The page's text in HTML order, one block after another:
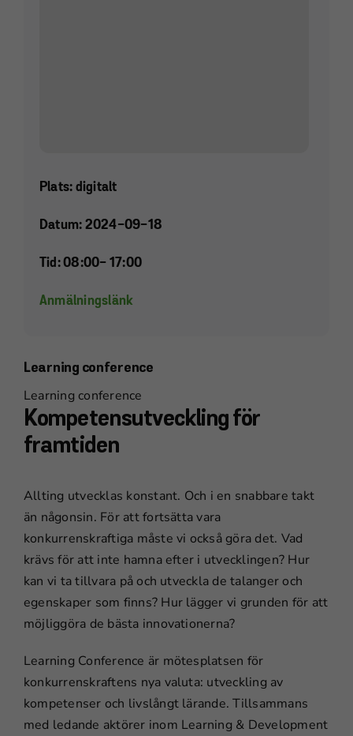
Learning conference
Learning conference
Kompetensutveckling för
framtiden
Allting utvecklas konstant. Och i en snabbare takt
än någonsin. För att fortsätta vara
konkurrenskraftiga måste vi också göra det. Vad
krävs för att inte hamna efter i utvecklingen? Hur
kan vi ta tillvara på och utveckla de talanger och
egenskaper som finns? Hur lägger vi grunden för att
möjliggöra de bästa innovationerna?
Learning Conference är mötesplatsen för
konkurrenskraftens nya valuta: utveckling av
kompetenser och livslångt lärande. Tillsammans
med ledande aktörer inom Learning & Development
Plats: digitalt
Datum: 2024-09-18
Tid: 08:00- 17:00
Anmälningslänk